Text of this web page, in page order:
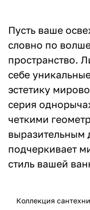
Пусть ваше
словно по
пространство.
себе
эстетику
серия
четкими
выразительным
подчеркивает
стиль вашей
Коллекция